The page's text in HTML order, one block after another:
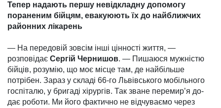
Тепер надають першу невідкладну допомогу
пораненим бійцям, евакуюють їх до найближчих
районних лікарень
— На передовій зов­сім інші цінності життя, —
розповідає Сергій Чер­нишов. — Пишаюся муж­­ністю
бійців, ро­зу­мію, що моє місце там, де найбільше
потрібен. Зараз у складі 66-го Львів­ського мобільного
госпіталю, у бригаді хі­рургів. Так зване пере­мир’я до­
дає роботи. Ми його фак­тично не відчу­ваємо через